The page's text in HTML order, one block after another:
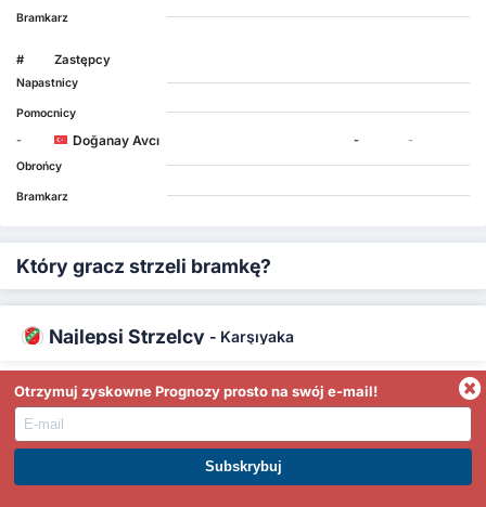
Bramkarz
# Zastępcy
Napastnicy
Pomocnicy
-
Doğanay Avcı -
-
Obrońcy
Bramkarz
Który gracz strzeli bramkę?
Najlepsi Strzelcy - Karşıyaka
Alpay Eroğlu 0
Doğanay Avcı 0
DOŁĄCZ DO PREMIUM. ZARABIAJ JUŻ DZIŚ
Otrzymuj zyskowne Prognozy prosto na swój e-mail!